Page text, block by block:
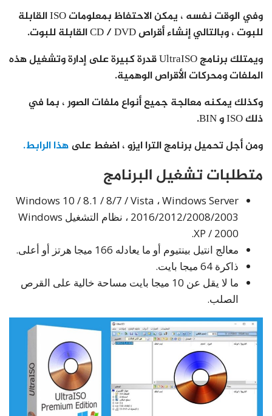
وفي الوقت نفسه ، يمكن الاحتفاظ بمعلومات ISO القابلة
للبوت ، وبالتالي إنشاء أقراص CD / DVD القابلة للبوت.
ويمتلك برنامج UltraISO قدرة كبيرة على إدارة وتشغيل هذه
الملفات ومحركات الأقراص الوهمية.
وكذلك يمكنه معالجة جميع أنواع ملفات الصور ، بما في
ذلك ISO و BIN.
ومن أجل تحميل برنامج الترا ايزو ، اضغط علىهذا الرابط.
متطلبات تشغيل البرنامج
Windows 10 / 8.1 / 8/7 / Vista ، Windows Server
2016/2012/2008/2003 ، نظام التشغيل Windows
XP / 2000.
معالج انتيل بينتيوم أو ما يعادله 166 ميجا هرتز أو أعلى.
ذاكرة 64 ميجا بايت.
ما لا يقل عن 10 ميجا بايت مساحة خالية على القرص
الصلب.